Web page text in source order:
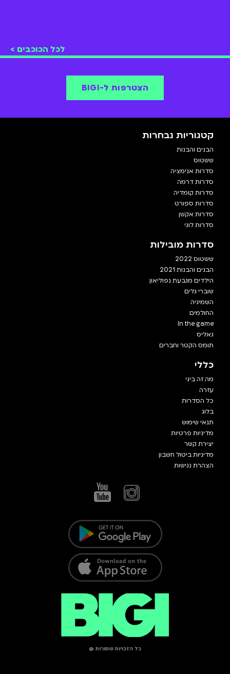
לכל הכוכבים >
הצטרפות ל-BIGI
קטגוריות נבחרות
הבנים והבנות
ששטוס
סדרות אנימציה
סדרות דרמה
סדרות קומדיה
סדרות ספורט
סדרות אקשן
סדרות לוגי
סדרות מובילות
ששטוס 2022
הבנים והבנות 2021
הילדים מגבעת נפוליאון
שוברי גלים
השמיניה
החולמים
In the game
גאליס
תומס הקטר וחברים
כללי
מה זה ביגי
עזרה
כל הסדרות
בלוג
תנאי שימוש
מדיניות פרטיות
יצירת קשר
מדיניות ביטול חשבון
הצהרת נגישות
כל הזכויות שמורות @